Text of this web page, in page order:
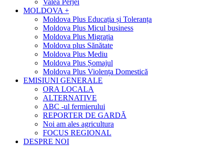
Valea Perjei
MOLDOVA +
Moldova Plus Educația și Toleranța
Moldova Plus Micul business
Moldova Plus Migrația
Moldova plus Sănătate
Moldova Plus Mediu
Moldova Plus Șomajul
Moldova Plus Violența Domestică
EMISIUNI GENERALE
ORA LOCALA
ALTERNATIVE
ABC -ul fermierului
REPORTER DE GARDĂ
Noi am ales agricultura
FOCUS REGIONAL
DESPRE NOI